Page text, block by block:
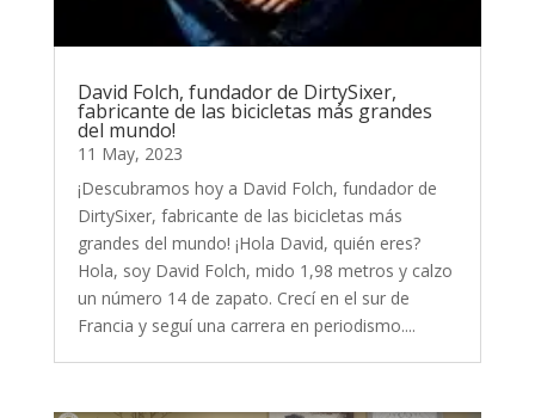
David Folch, fundador de DirtySixer,
fabricante de las bicicletas más grandes
del mundo!
11 May, 2023
¡Descubramos hoy a David Folch, fundador de
DirtySixer, fabricante de las bicicletas más
grandes del mundo! ¡Hola David, quién eres?
Hola, soy David Folch, mido 1,98 metros y calzo
un número 14 de zapato. Crecí en el sur de
Francia y seguí una carrera en periodismo....